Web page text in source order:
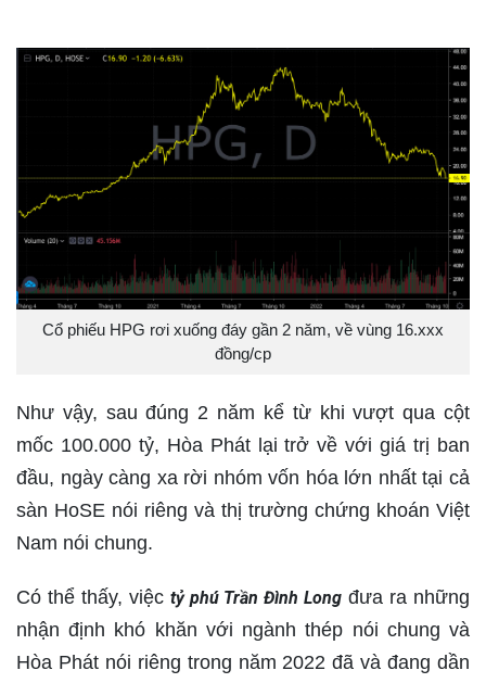
Cổ phiếu HPG rơi xuống đáy gần 2 năm, về vùng 16.xxx
đồng/cp
Như vậy, sau đúng 2 năm kể từ khi vượt qua cột
mốc 100.000 tỷ, Hòa Phát lại trở về với giá trị ban
đầu, ngày càng xa rời nhóm vốn hóa lớn nhất tại cả
sàn HoSE nói riêng và thị trường chứng khoán Việt
Nam nói chung.
Có thể thấy, việc tỷ phú Trần Đình Long đưa ra những
nhận định khó khăn với ngành thép nói chung và
Hòa Phát nói riêng trong năm 2022 đã và đang dần